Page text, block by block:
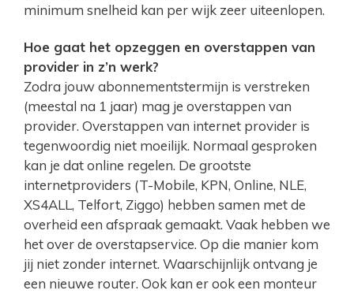
minimum snelheid kan per wijk zeer uiteenlopen.
Hoe gaat het opzeggen en overstappen van
provider in z’n werk?
Zodra jouw abonnementstermijn is verstreken
(meestal na 1 jaar) mag je overstappen van
provider. Overstappen van internet provider is
tegenwoordig niet moeilijk. Normaal gesproken
kan je dat online regelen. De grootste
internetproviders (T-Mobile, KPN, Online, NLE,
XS4ALL, Telfort, Ziggo) hebben samen met de
overheid een afspraak gemaakt. Vaak hebben we
het over de overstapservice. Op die manier kom
jij niet zonder internet. Waarschijnlijk ontvang je
een nieuwe router. Ook kan er ook een monteur